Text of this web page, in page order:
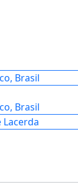
Brasil
Brasil